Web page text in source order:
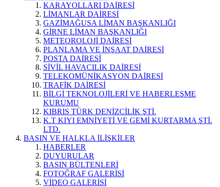
KARAYOLLARI DAİRESİ
LİMANLAR DAİRESİ
GAZİMAĞUSA LİMAN BAŞKANLIĞI
GİRNE LİMAN BAŞKANLIĞI
METEOROLOJİ DAİRESİ
PLANLAMA VE İNŞAAT DAİRESİ
POSTA DAİRESİ
SİVİL HAVACILIK DAİRESİ
TELEKOMÜNİKASYON DAİRESİ
TRAFİK DAİRESİ
BİLGİ TEKNOLOJİLERİ VE HABERLEŞME
KURUMU
KIBRIS TÜRK DENİZCİLİK ŞTİ.
K.T KIYI EMNİYETİ VE GEMİ KURTARMA ŞTİ.
LTD.
BASIN VE HALKLA İLİŞKİLER
HABERLER
DUYURULAR
BASIN BÜLTENLERİ
FOTOĞRAF GALERİSİ
VİDEO GALERİSİ